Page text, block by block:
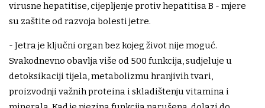
virusne hepatitise, cijepljenje protiv hepatitisa B - mjere
su zaštite od razvoja bolesti jetre.
- Jetra je ključni organ bez kojeg život nije moguć.
Svakodnevno obavlja više od 500 funkcija, sudjeluje u
detoksikaciji tijela, metabolizmu hranjivih tvari,
proizvodnji važnih proteina i skladištenju vitamina i